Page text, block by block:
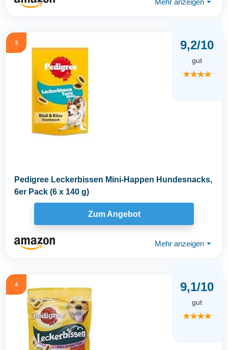
3 9,2/10
gut
★★★★
Pedigree Leckerbissen Mini-Happen Hundesnacks,
6er Pack (6 x 140 g)
Zum Angebot
Mehr anzeigen ⏷
4 9,1/10
gut
★★★★